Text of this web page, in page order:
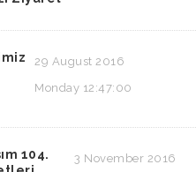
29 August 2016
Monday 12:47:00
104.
3 November 2016